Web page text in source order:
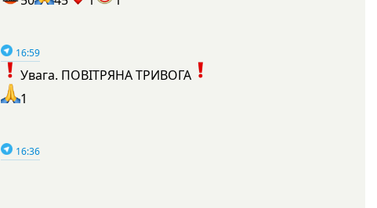
16:59
Увага. ПОВІТРЯНА ТРИВОГА
1
16:36